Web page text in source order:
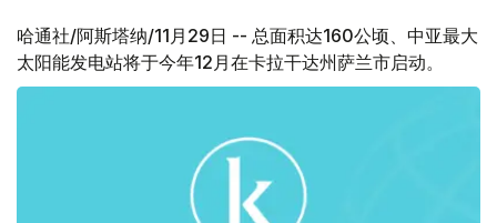
哈通社/阿斯塔纳/11月29日 -- 总面积达160公顷、中亚最大
太阳能发电站将于今年12月在卡拉干达州萨兰市启动。